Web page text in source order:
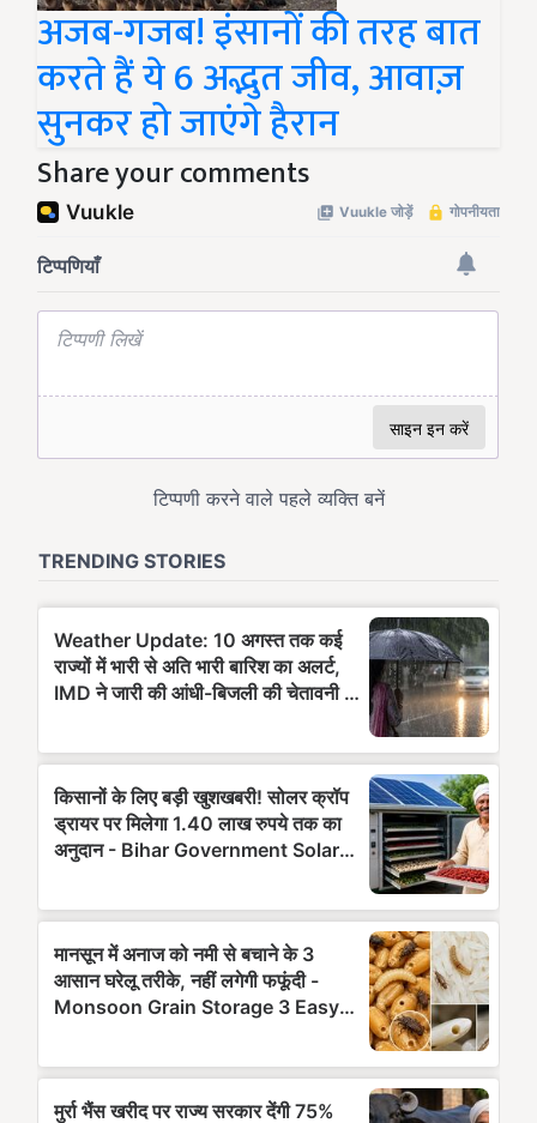
अजब-गजब! इंसानों की तरह बात
करते हैं ये 6 अद्भुत जीव, आवाज़
सुनकर हो जाएंगे हैरान
Share your comments